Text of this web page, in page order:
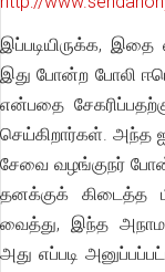
இப்படியிருக்க,
இது போன்ற போலி
என்பதை
செய்கிறார்கள். அந்த
சேவை வழங்குநர்
தனக்குக் கிடைத்த
வைத்து, இந்த
அது எப்படி